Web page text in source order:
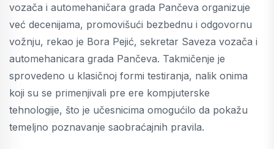
vozača i automehaničara grada Pančeva organizuje
već decenijama, promovišući bezbednu i odgovornu
vožnju, rekao je Bora Pejić, sekretar Saveza vozača i
automehanicara grada Pančeva. Takmičenje je
sprovedeno u klasičnoj formi testiranja, nalik onima
koji su se primenjivali pre ere kompjuterske
tehnologije, što je učesnicima omogućilo da pokažu
temeljno poznavanje saobraćajnih pravila.